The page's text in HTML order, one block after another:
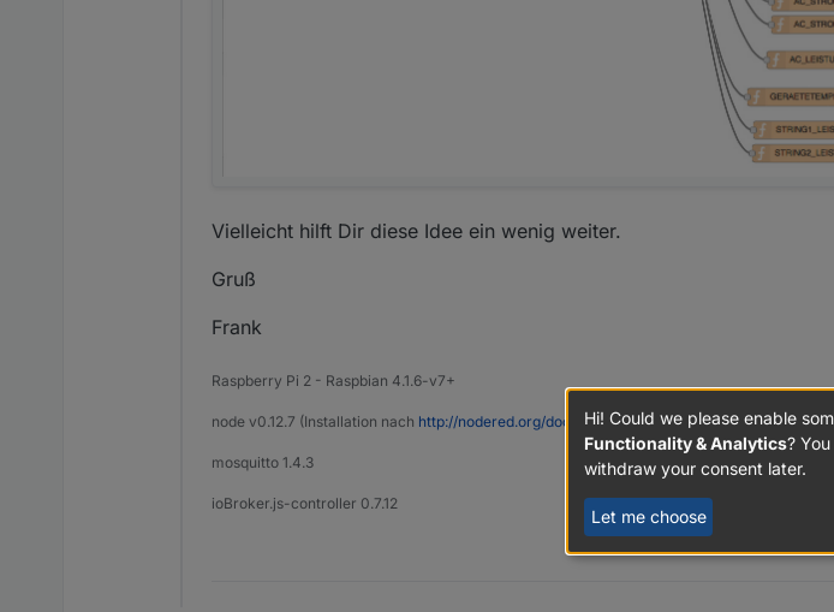
Vielleicht hilft Dir diese Idee ein wenig weiter.
Gruß
Frank
Raspberry Pi 2 - Raspbian 4.1.6-v7+
node v0.12.7 (Installation nach http://nodered.org/docs/hardware/raspberrypi.html)
mosquitto 1.4.3
ioBroker.js-controller 0.7.12
Hi! Could we please enable
Functionality & Analytics?
withdraw your consent later.
Let me choose